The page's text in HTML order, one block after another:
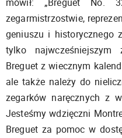
zegarmistrzostwie,
geniuszu i historycznego
tylko
Breguet z wiecznym
ale także należy do
zegarków naręcznych z
Jesteśmy wdzięczni
Breguet za pomoc w